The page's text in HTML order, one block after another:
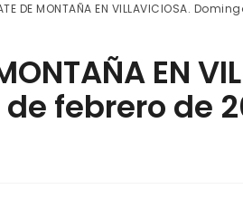
DE MONTAÑA EN VILLAVICIOSA.
EN
febrero de